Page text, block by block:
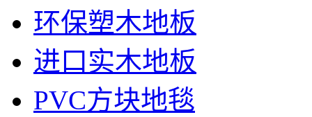
环保塑木地板
进口实木地板
PVC方块地毯